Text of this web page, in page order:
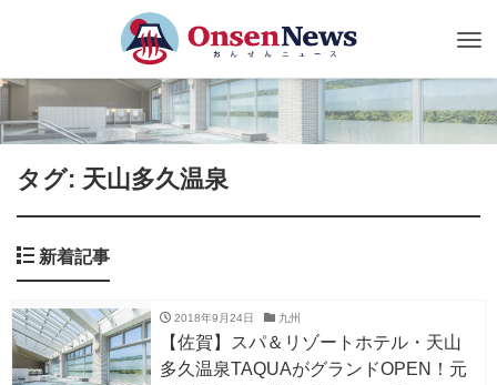
タグ: 天山多久温泉
新着記事
2018年9月24日 九州
【佐賀】スパ＆リゾートホテル・天山
多久温泉TAQUAがグランドOPEN！元